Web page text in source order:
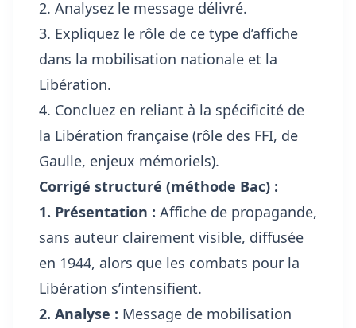
2. Analysez le message délivré.
3. Expliquez le rôle de ce type d’affiche
dans la mobilisation nationale et la
Libération.
4. Concluez en reliant à la spécificité de
la Libération française (rôle des FFI, de
Gaulle, enjeux mémoriels).
Corrigé structuré (méthode Bac) :
1. Présentation : Affiche de propagande,
sans auteur clairement visible, diffusée
en 1944, alors que les combats pour la
Libération s’intensifient.
2. Analyse : Message de mobilisation